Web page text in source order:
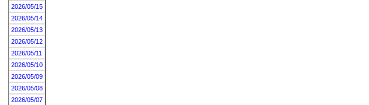
2026/05/15
2026/05/14
2026/05/13
2026/05/12
2026/05/11
2026/05/10
2026/05/09
2026/05/08
2026/05/07